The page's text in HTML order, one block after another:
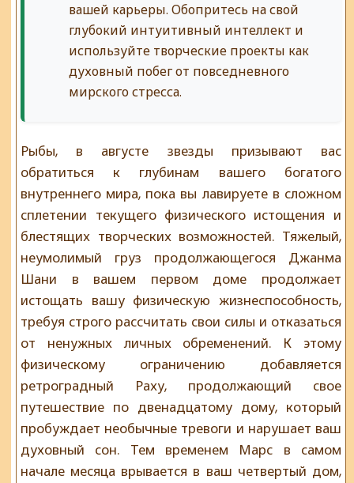
вашей карьеры. Обопритесь на свой
глубокий интуитивный интеллект и
используйте творческие проекты как
духовный побег от повседневного
мирского стресса.
Рыбы, в августе звезды призывают вас
обратиться к глубинам вашего богатого
внутреннего мира, пока вы лавируете в сложном
сплетении текущего физического истощения и
блестящих творческих возможностей. Тяжелый,
неумолимый груз продолжающегося Джанма
Шани в вашем первом доме продолжает
истощать вашу физическую жизнеспособность,
требуя строго рассчитать свои силы и отказаться
от ненужных личных обременений. К этому
физическому ограничению добавляется
ретроградный Раху, продолжающий свое
путешествие по двенадцатому дому, который
пробуждает необычные тревоги и нарушает ваш
духовный сон. Тем временем Марс в самом
начале месяца врывается в ваш четвертый дом,